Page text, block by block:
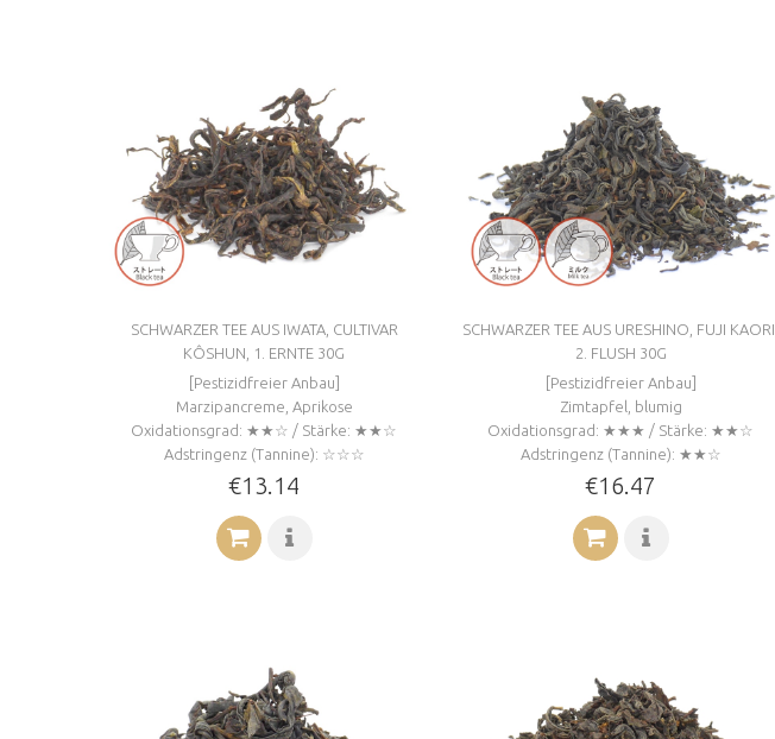
SCHWARZER TEE AUS IWATA, CULTIVAR
KÔSHUN, 1. ERNTE 30G
[Pestizidfreier Anbau]
Marzipancreme, Aprikose
Oxidationsgrad: ★★☆ / Stärke: ★★☆
Adstringenz (Tannine): ☆☆☆
€13.14
SCHWARZER TEE AUS URESHINO, FUJI KAORI,
2. FLUSH 30G
[Pestizidfreier Anbau]
Zimtapfel, blumig
Oxidationsgrad: ★★★ / Stärke: ★★☆
Adstringenz (Tannine): ★★☆
€16.47